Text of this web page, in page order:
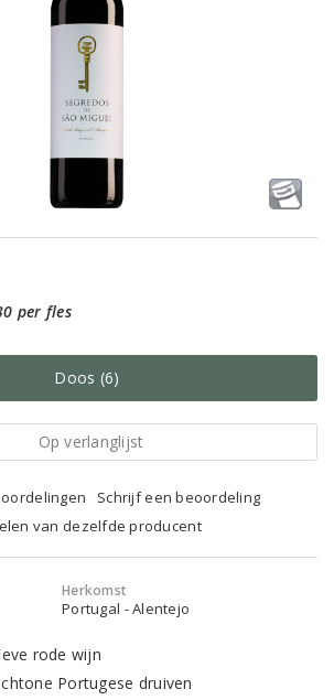
per fles
Doos (6)
Op verlanglijst
Schrijf een beoordeling
van dezelfde producent
Herkomst
Portugal - Alentejo
rode wijn
Portugese druiven